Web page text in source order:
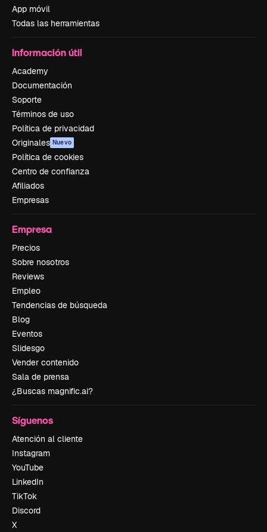
App móvil
Todas las herramientas
Información útil
Academy
Documentación
Soporte
Términos de uso
Política de privacidad
Originales Nuevo
Política de cookies
Centro de confianza
Afiliados
Empresas
Empresa
Precios
Sobre nosotros
Reviews
Empleo
Tendencias de búsqueda
Blog
Eventos
Slidesgo
Vender contenido
Sala de prensa
¿Buscas magnific.ai?
Síguenos
Atención al cliente
Instagram
YouTube
LinkedIn
TikTok
Discord
X